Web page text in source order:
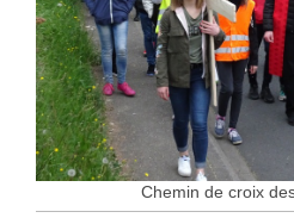
Chemin de croix